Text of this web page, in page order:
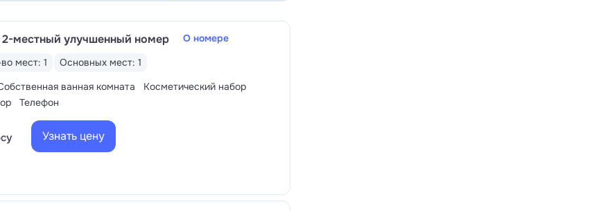
местный улучшенный номер
О номере
мест: 1
Основных мест: 1
ванная комната
Косметический набор
Телефон
Узнать цену